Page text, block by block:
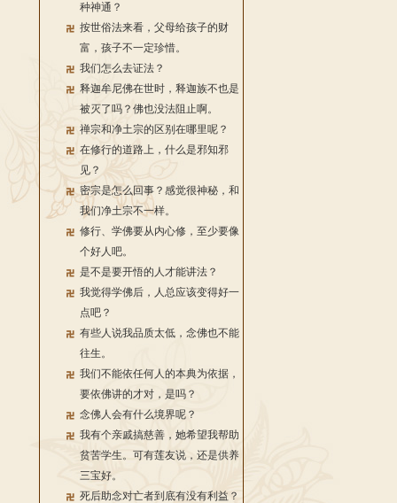
种神通？
按世俗法来看，父母给孩子的财
富，孩子不一定珍惜。
我们怎么去证法？
释迦牟尼佛在世时，释迦族不也是
被灭了吗？佛也没法阻止啊。
禅宗和净土宗的区别在哪里呢？
在修行的道路上，什么是邪知邪
见？
密宗是怎么回事？感觉很神秘，和
我们净土宗不一样。
修行、学佛要从内心修，至少要像
个好人吧。
是不是要开悟的人才能讲法？
我觉得学佛后，人总应该变得好一
点吧？
有些人说我品质太低，念佛也不能
往生。
我们不能依任何人的本典为依据，
要依佛讲的才对，是吗？
念佛人会有什么境界呢？
我有个亲戚搞慈善，她希望我帮助
贫苦学生。可有莲友说，还是供养
三宝好。
死后助念对亡者到底有没有利益？